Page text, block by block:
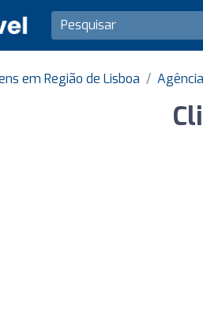
em Região de Lisboa